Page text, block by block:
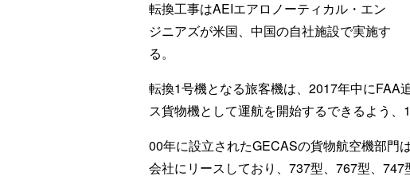
転換工事はAEIエアロノーティカル・エン
ジニアズが米国、中国の自社施設で実施す
る。
転換1号機となる旅客機は、2017年中にFAA
ス貨物機として運航を開始するできるよう、
00年に設立されたGECASの貨物航空機部門
会社にリースしており、737型、767型、747